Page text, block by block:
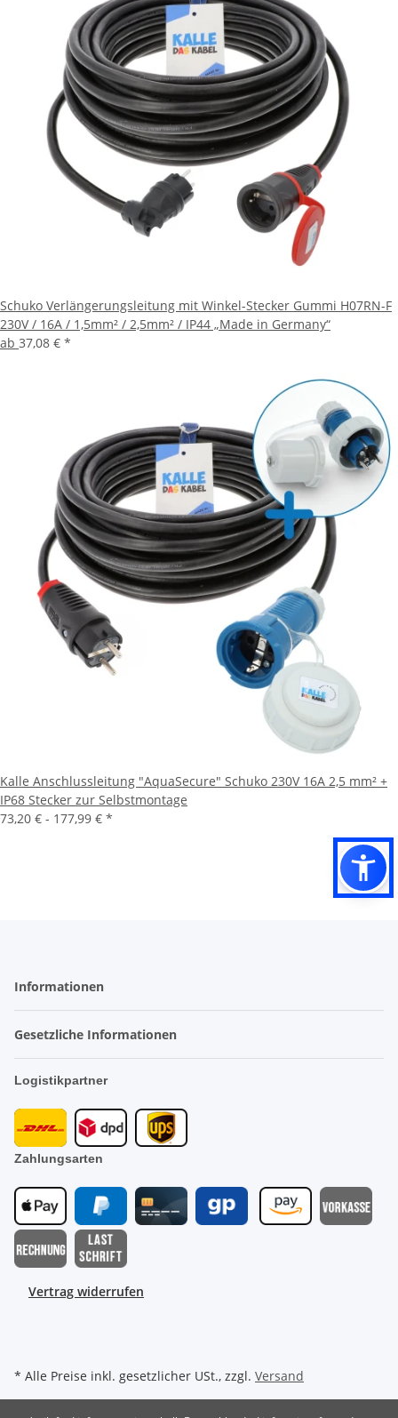
Schuko Verlängerungsleitung mit Winkel-Stecker Gummi H07RN-F
230V / 16A / 1,5mm² / 2,5mm² / IP44 „Made in Germany“
ab 37,08 € *
Kalle Anschlussleitung "AquaSecure" Schuko 230V 16A 2,5 mm² +
IP68 Stecker zur Selbstmontage
73,20 € - 177,99 € *
Informationen
Gesetzliche Informationen
Logistikpartner
Zahlungsarten
Vertrag widerrufen
* Alle Preise inkl. gesetzlicher USt., zzgl. Versand